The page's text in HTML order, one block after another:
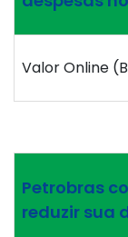
Valor Online
Petrobras
reduzir sua